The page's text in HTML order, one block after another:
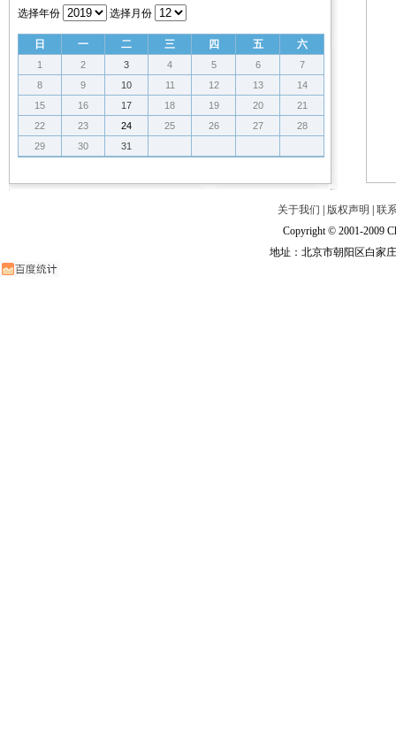
选择年份 选择月份
日 一 二 三 四 五 六
1 2 3 4 5 6
7
8
9 10 11 12 13
14
15
16 17 18 19 20
21
22
23 24 25 26 27
28
29
30 31
关于我们 版权声明
联
Copyright © 2001-2009
地址：北京市朝阳区白家